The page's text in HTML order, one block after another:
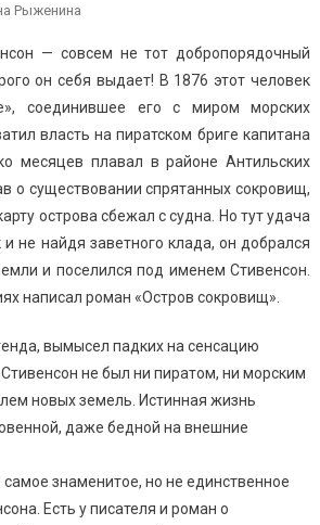
Рыженина
— совсем не тот добропорядочный
он себя выдает! В 1876 этот человек
соединившее его с миром морских
власть на пиратском бриге капитана
месяцев плавал в районе Антильских
о существовании спрятанных сокровищ,
острова сбежал с судна. Но тут удача
не найдя заветного клада, он добрался
и поселился под именем Стивенсон.
написал роман «Остров сокровищ».
вымысел падких на сенсацию
не был ни пиратом, ни морским
новых земель. Истинная жизнь
даже бедной на внешние
знаменитое, но не единственное
Есть у писателя и роман о